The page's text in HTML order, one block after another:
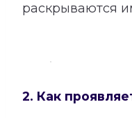
раскрываются
2. Как